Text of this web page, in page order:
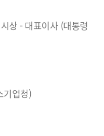
상 - 대표이사 (대통령
기업청)